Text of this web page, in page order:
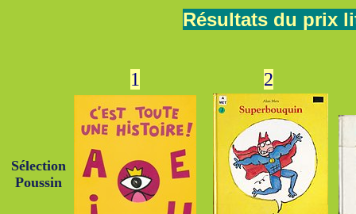
Résultats du prix
1 2
Sélection
Poussin